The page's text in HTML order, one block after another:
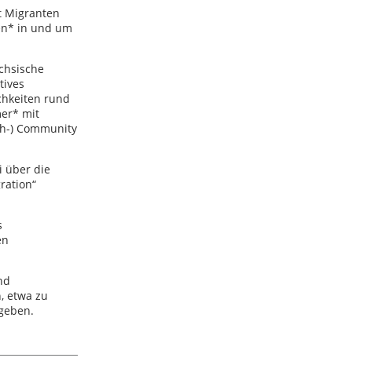
Migranten
in und um
rund
mit
) Community
über die
etwa zu